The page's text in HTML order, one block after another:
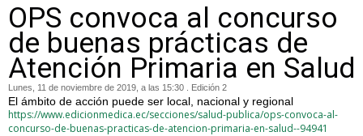
OPS convoca al concurso
de buenas prácticas de
Atención Primaria en Salud
Lunes, 11 de noviembre de 2019, a las 15:30 . Edición 2
El ámbito de acción puede ser local, nacional y regional
https://www.edicionmedica.ec/secciones/salud-publica/ops-convoca-al-
concurso-de-buenas-practicas-de-atencion-primaria-en-salud--94941